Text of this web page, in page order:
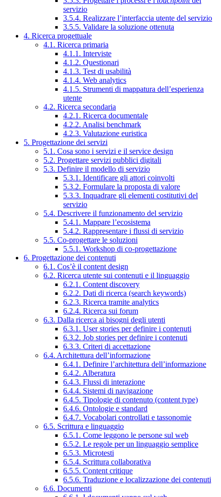
servizio
3.5.4. Realizzare l’interfaccia utente del servizio
3.5.5. Validare la soluzione ottenuta
4. Ricerca progettuale
4.1. Ricerca primaria
4.1.1. Interviste
4.1.2. Questionari
4.1.3. Test di usabilità
4.1.4. Web analytics
4.1.5. Strumenti di mappatura dell’esperienza
utente
4.2. Ricerca secondaria
4.2.1. Ricerca documentale
4.2.2. Analisi benchmark
4.2.3. Valutazione euristica
5. Progettazione dei servizi
5.1. Cosa sono i servizi e il service design
5.2. Progettare servizi pubblici digitali
5.3. Definire il modello di servizio
5.3.1. Identificare gli attori coinvolti
5.3.2. Formulare la proposta di valore
5.3.3. Inquadrare gli elementi costitutivi del
servizio
5.4. Descrivere il funzionamento del servizio
5.4.1. Mappare l’ecosistema
5.4.2. Rappresentare i flussi di servizio
5.5. Co-progettare le soluzioni
5.5.1. Workshop di co-progettazione
6. Progettazione dei contenuti
6.1. Cos’è il content design
6.2. Ricerca utente sui contenuti e il linguaggio
6.2.1. Content discovery
6.2.2. Dati di ricerca (search keywords)
6.2.3. Ricerca tramite analytics
6.2.4. Ricerca sui forum
6.3. Dalla ricerca ai bisogni degli utenti
6.3.1. User stories per definire i contenuti
6.3.2. Job stories per definire i contenuti
6.3.3. Criteri di accettazione
6.4. Architettura dell’informazione
6.4.1. Definire l’architettura dell’informazione
6.4.2. Alberatura
6.4.3. Flussi di interazione
6.4.4. Sistemi di navigazione
6.4.5. Tipologie di contenuto (content type)
6.4.6. Ontologie e standard
6.4.7. Vocabolari controllati e tassonomie
6.5. Scrittura e linguaggio
6.5.1. Come leggono le persone sul web
6.5.2. Le regole per un linguaggio semplice
6.5.3. Microtesti
6.5.4. Scrittura collaborativa
6.5.5. Content critique
6.5.6. Traduzione e localizzazione dei contenuti
6.6. Documenti